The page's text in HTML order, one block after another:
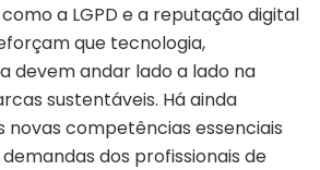
a LGPD e a reputação digital
que tecnologia,
devem andar lado a lado na
sustentáveis. Há ainda
novas competências essenciais
dos profissionais de